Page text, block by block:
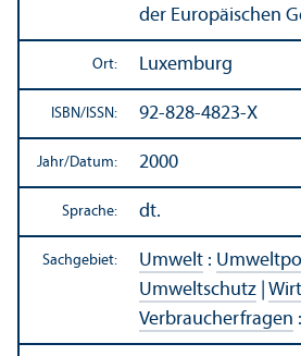
der Europäischen
Ort: Luxemburg
ISBN/ ISSN: 92-828-4823-X
Jahr/Datum: 2000
Sprache: dt.
Sachgebiet: Umwelt :
Umweltschutz
Verbraucherfragen :